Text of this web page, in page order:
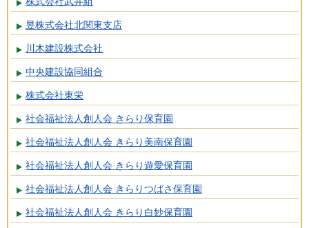
昱株式会社北関東支店
川木建設株式会社
中央建設協同組合
株式会社東栄
社会福祉法人創人会 きらり保育園
社会福祉法人創人会 きらり美南保育園
社会福祉法人創人会 きらり遊愛保育園
社会福祉法人創人会 きらりつばさ保育園
社会福祉法人創人会 きらり白妙保育園